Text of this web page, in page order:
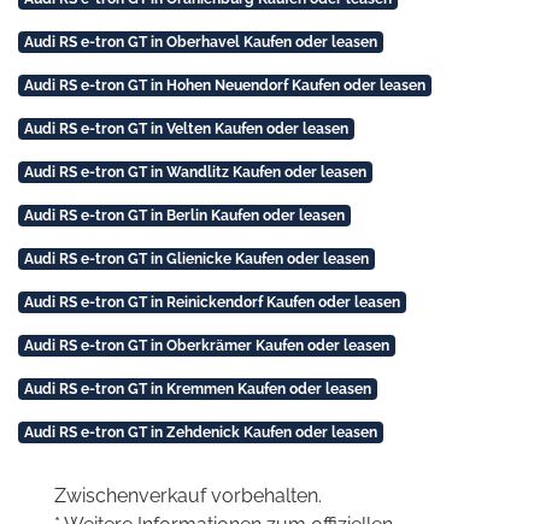
Audi RS e-tron GT in Oberhavel Kaufen oder leasen
Audi RS e-tron GT in Hohen Neuendorf Kaufen oder leasen
Audi RS e-tron GT in Velten Kaufen oder leasen
Audi RS e-tron GT in Wandlitz Kaufen oder leasen
Audi RS e-tron GT in Berlin Kaufen oder leasen
Audi RS e-tron GT in Glienicke Kaufen oder leasen
Audi RS e-tron GT in Reinickendorf Kaufen oder leasen
Audi RS e-tron GT in Oberkrämer Kaufen oder leasen
Audi RS e-tron GT in Kremmen Kaufen oder leasen
Audi RS e-tron GT in Zehdenick Kaufen oder leasen
Zwischenverkauf vorbehalten.